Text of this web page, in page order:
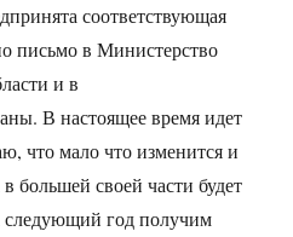
соответствующая
письмо в Министерство
и в
В настоящее время идет
что мало что изменится и
большей своей части будет
следующий год получим